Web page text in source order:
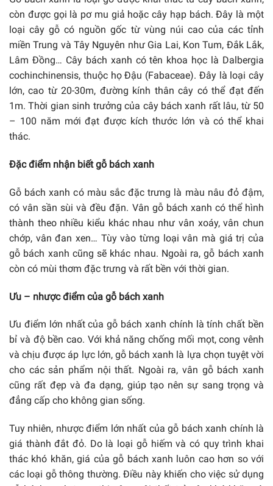
còn được gọi là pơ mu giả hoặc cây hạp bách. Đây là một
loại cây gỗ có nguồn gốc từ vùng núi cao của các tỉnh
miền Trung và Tây Nguyên như Gia Lai, Kon Tum, Đắk Lắk,
Lâm Đồng… Cây bách xanh có tên khoa học là Dalbergia
cochinchinensis, thuộc họ Đậu (Fabaceae). Đây là loại cây
lớn, cao từ 20-30m, đường kính thân cây có thể đạt đến
1m. Thời gian sinh trưởng của cây bách xanh rất lâu, từ 50
– 100 năm mới đạt được kích thước lớn và có thể khai
thác.
Đặc điểm nhận biết gỗ bách xanh
Gỗ bách xanh có màu sắc đặc trưng là màu nâu đỏ đậm,
có vân sần sùi và đều đặn. Vân gỗ bách xanh có thể hình
thành theo nhiều kiểu khác nhau như vân xoáy, vân chun
chớp, vân đan xen… Tùy vào từng loại vân mà giá trị của
gỗ bách xanh cũng sẽ khác nhau. Ngoài ra, gỗ bách xanh
còn có mùi thơm đặc trưng và rất bền với thời gian.
Ưu – nhược điểm của gỗ bách xanh
Ưu điểm lớn nhất của gỗ bách xanh chính là tính chất bền
bỉ và độ bền cao. Với khả năng chống mối mọt, cong vênh
và chịu được áp lực lớn, gỗ bách xanh là lựa chọn tuyệt vời
cho các sản phẩm nội thất. Ngoài ra, vân gỗ bách xanh
cũng rất đẹp và đa dạng, giúp tạo nên sự sang trọng và
đẳng cấp cho không gian sống.
Tuy nhiên, nhược điểm lớn nhất của gỗ bách xanh chính là
giá thành đắt đỏ. Do là loại gỗ hiếm và có quy trình khai
thác khó khăn, giá của gỗ bách xanh luôn cao hơn so với
các loại gỗ thông thường. Điều này khiến cho việc sử dụng